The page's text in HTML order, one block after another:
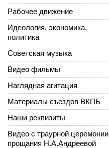
Рабочее движение
Идеология, экономика,
политика
Советская музыка
Видео фильмы
Наглядная агитация
Материалы съездов ВКПБ
Наши реквизиты
Видео с траурной церемонии
прощания Н.А.Андреевой